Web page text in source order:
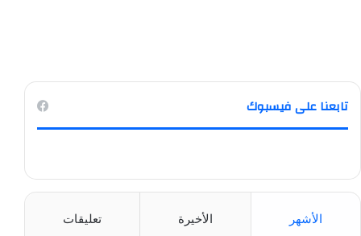
تابعنا على فيسبوك
الأشهر الأخيرة تعليقات